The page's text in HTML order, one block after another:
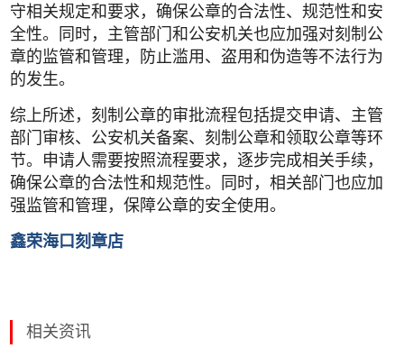
守相关规定和要求，确保公章的合法性、规范性和安
全性。同时，主管部门和公安机关也应加强对刻制公
章的监管和管理，防止滥用、盗用和伪造等不法行为
的发生。
综上所述，刻制公章的审批流程包括提交申请、主管
部门审核、公安机关备案、刻制公章和领取公章等环
节。申请人需要按照流程要求，逐步完成相关手续，
确保公章的合法性和规范性。同时，相关部门也应加
强监管和管理，保障公章的安全使用。
鑫荣海口刻章店
相关资讯